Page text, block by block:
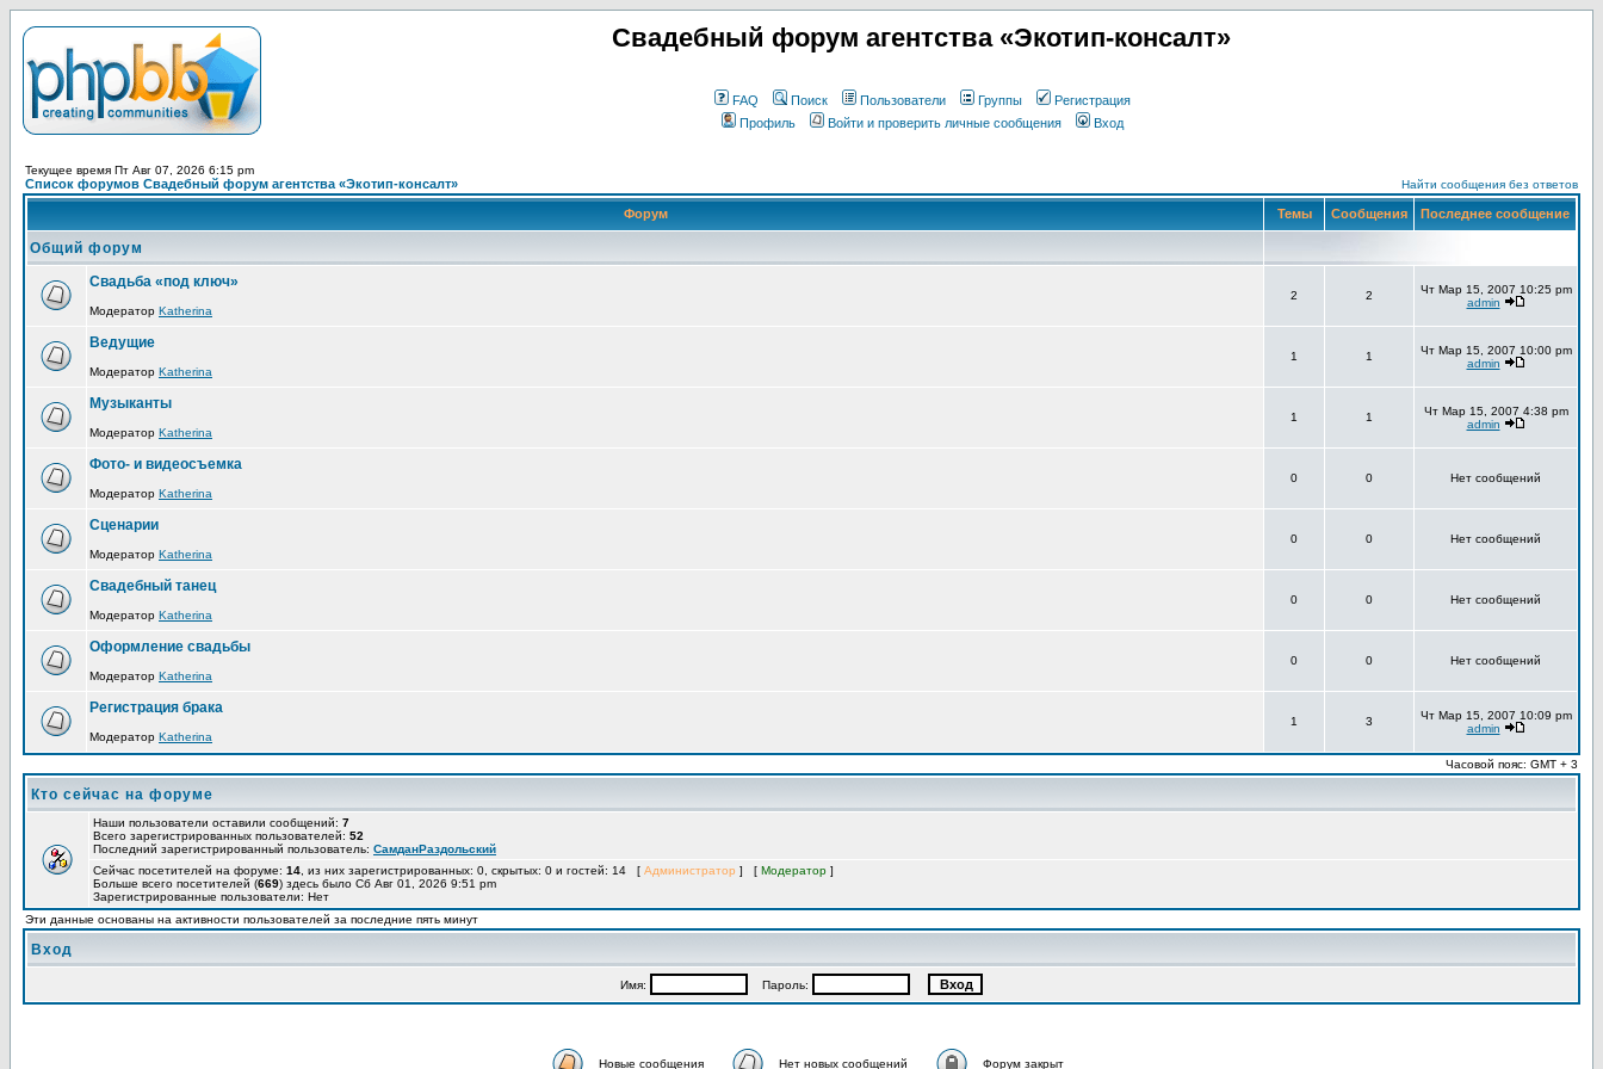
Свадебный форум агентства «Экотип-консалт»
FAQ Поиск Пользователи Группы
Регистрация
Профиль
Войти и проверить личные сообщения Вход
Текущее время Пт Авг 07, 2026 6:15 pm
Список форумов Свадебный форум агентства «Экотип-консалт» Найти сообщения без ответов
Форум Темы Сообщения Последнее сообщение
Общий форум
Свадьба «под ключ»
Модератор Katherina
2 2
Чт Мар 15, 2007 10:25 pm
admin
Ведущие
Модератор Katherina
1 1
Чт Мар 15, 2007 10:00 pm
admin
Музыканты
Модератор Katherina
1 1
Чт Мар 15, 2007 4:38 pm
admin
Фото- и видеосъемка
Модератор Katherina
0 0 Нет сообщений
Сценарии
Модератор Katherina
0 0 Нет сообщений
Свадебный танец
Модератор Katherina
0 0 Нет сообщений
Оформление свадьбы
Модератор Katherina
0 0 Нет сообщений
Регистрация брака
Модератор Katherina
1 3
Чт Мар 15, 2007 10:09 pm
admin
Часовой пояс: GMT + 3
Кто сейчас на форуме
Наши пользователи оставили сообщений: 7
Всего зарегистрированных пользователей: 52
Последний зарегистрированный пользователь: СамданРаздольский
Сейчас посетителей на форуме: 14 , из них зарегистрированных: 0, скрытых: 0 и гостей: 14 [ Администратор ] [ Модератор ]
Больше всего посетителей (669) здесь было Сб Авг 01, 2026 9:51 pm
Зарегистрированные пользователи: Нет
Эти данные основаны на активности пользователей за последние пять минут
Вход
Имя: Пароль:
Новые сообщения Нет новых сообщений Форум закрыт